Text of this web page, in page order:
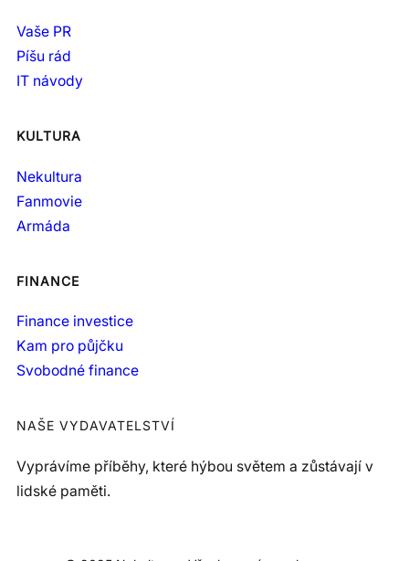
Vaše PR
Píšu rád
IT návody
KULTURA
Nekultura
Fanmovie
Armáda
FINANCE
Finance investice
Kam pro půjčku
Svobodné finance
NAŠE VYDAVATELSTVÍ
Vyprávíme příběhy, které hýbou světem a zůstávají v
lidské paměti.